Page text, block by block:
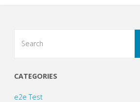
CATEGORIES
e2e Test